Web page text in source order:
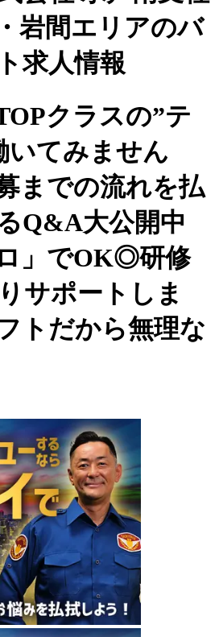
岩間エリアのバ
求人情報
クラスの”テ
いてみません
までの流れを払
Q&A大公開中
」でOK◎研修
サポートしま
トだから無理な